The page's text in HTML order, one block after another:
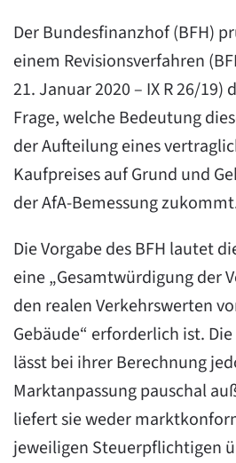
Der Bundesfinanzhof (BFH)
einem Revisionsverfahren
21. Januar 2020 – IX R 26/
Frage, welche Bedeutung
der Aufteilung eines
Kaufpreises auf Grund und
der AfA-Bemessung
Die Vorgabe des BFH lautet
eine „Gesamtwürdigung der
den realen Verkehrswerten
Gebäude“ erforderlich ist.
lässt bei ihrer Berechnung
Marktanpassung pauschal
liefert sie weder
jeweiligen Steuerpflichtigen